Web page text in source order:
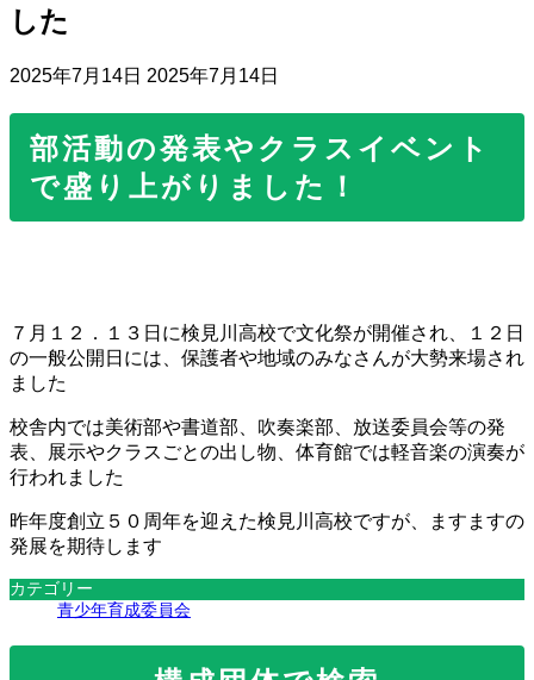
した
2025年7月14日 最
新
時
:
2025年7月14日
部活動の発表やクラスイベント
で盛り上がりました！
７月１２．１３日に検見川高校で文化祭が開催され、１２日
の一般公開日には、保護者や地域のみなさんが大勢来場され
ました
校舎内では美術部や書道部、吹奏楽部、放送委員会等の発
表、展示やクラスごとの出し物、体育館では軽音楽の演奏が
行われました
昨年度創立５０周年を迎えた検見川高校ですが、ますますの
発展を期待します
カテゴリー
青少年育成委員会